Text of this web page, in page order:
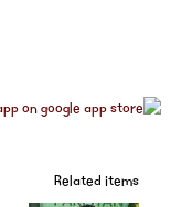
Related items